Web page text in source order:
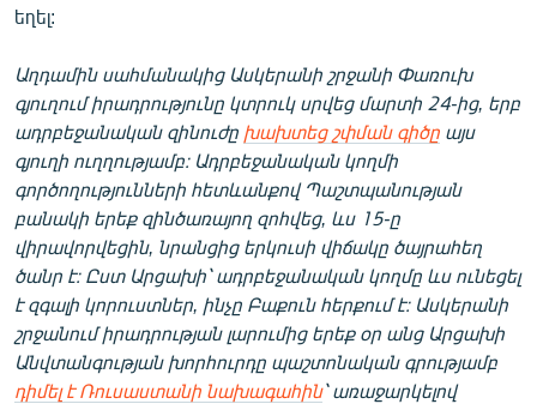
եղել:
Աղդամին սահմանակից Ասկերանի շրջանի Փառուխ
գյուղում իրադրությունը կտրուկ սրվեց մարտի 24-ից, երբ
ադրբեջանական զինուժը խախտեց շփման գիծը այս
գյուղի ուղղությամբ։ Ադրբեջանական կողմի
գործողությունների հետևանքով Պաշտպանության
բանակի երեք զինծառայող զոհվեց, ևս 15-ը
վիրավորվեցին, նրանցից երկուսի վիճակը ծայրահեղ
ծանր է։ Ըստ Արցախի՝ ադրբեջանական կողմը ևս ունեցել
է զգալի կորուստներ, ինչը Բաքուն հերքում է։ Ասկերանի
շրջանում իրադրության լարումից երեք օր անց Արցախի
Անվտանգության խորհուրդը պաշտոնական գրությամբ
դիմել է Ռուսաստանի նախագահին՝ առաջարկելով